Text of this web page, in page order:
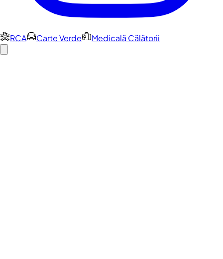
RCA Carte Verde Medicală Călătorii